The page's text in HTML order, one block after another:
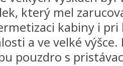
který mel
kabiny i
a ve velké
pouzdro s